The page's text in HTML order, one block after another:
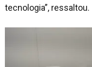
tecnologia”, ressaltou.